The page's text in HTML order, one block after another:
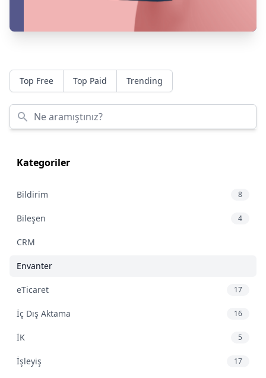
Top Free Top Paid Trending
Ne aramıştınız?
Kategoriler
Bildirim 8
Bileşen 4
CRM
Envanter
eTicaret 17
İç Dış Aktama 16
İK 5
İşleyiş 17